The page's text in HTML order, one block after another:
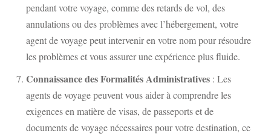
pendant votre voyage, comme des retards de vol, des
annulations ou des problèmes avec l’hébergement, votre
agent de voyage peut intervenir en votre nom pour résoudre
les problèmes et vous assurer une expérience plus fluide.
Connaissance des Formalités Administratives : Les
agents de voyage peuvent vous aider à comprendre les
exigences en matière de visas, de passeports et de
documents de voyage nécessaires pour votre destination, ce